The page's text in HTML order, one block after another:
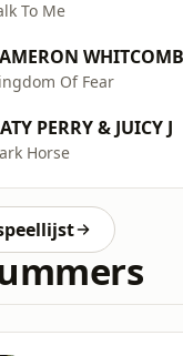
To Me
WHITCOMB
Of Fear
PERRY & JUICY J
Horse